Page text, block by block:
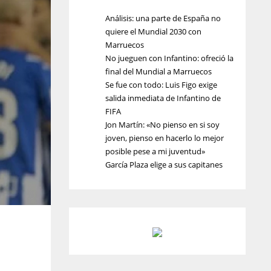
Análisis: una parte de España no
quiere el Mundial 2030 con
Marruecos
No jueguen con Infantino: ofreció la
final del Mundial a Marruecos
Se fue con todo: Luis Figo exige
salida inmediata de Infantino de
FIFA
Jon Martín: «No pienso en si soy
joven, pienso en hacerlo lo mejor
posible pese a mi juventud»
García Plaza elige a sus capitanes